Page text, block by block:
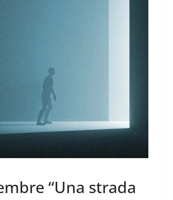
“Una strada